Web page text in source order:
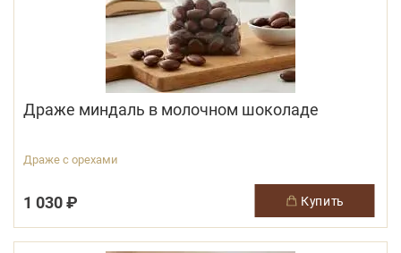
Драже миндаль в молочном шоколаде
Драже с орехами
1 030 ₽ купить